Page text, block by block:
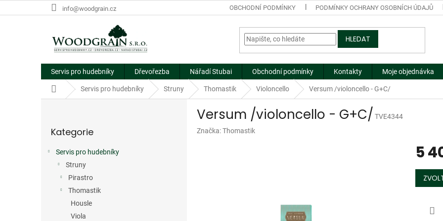
na
info@woodgrain.cz OBCHODNÍ PODMÍNKY PODMÍNKY OCHRANY OSOBNÍCH ÚDAJŮ
HLEDAT
Servis pro hudebníky Dřevořezba Nářadí Stubai Obchodní podmínky Kontakty Moje objednávka
Domů Servis pro hudebníky Struny Thomastik Violoncello Versum /violoncello - G+C/
kategorie
Kategorie
Servis pro hudebníky
Struny
Pirastro
Thomastik
Housle
Viola
Versum /violoncello - G+C/ TVE4344
Značka:Thomastik
5
Měrná
cena: